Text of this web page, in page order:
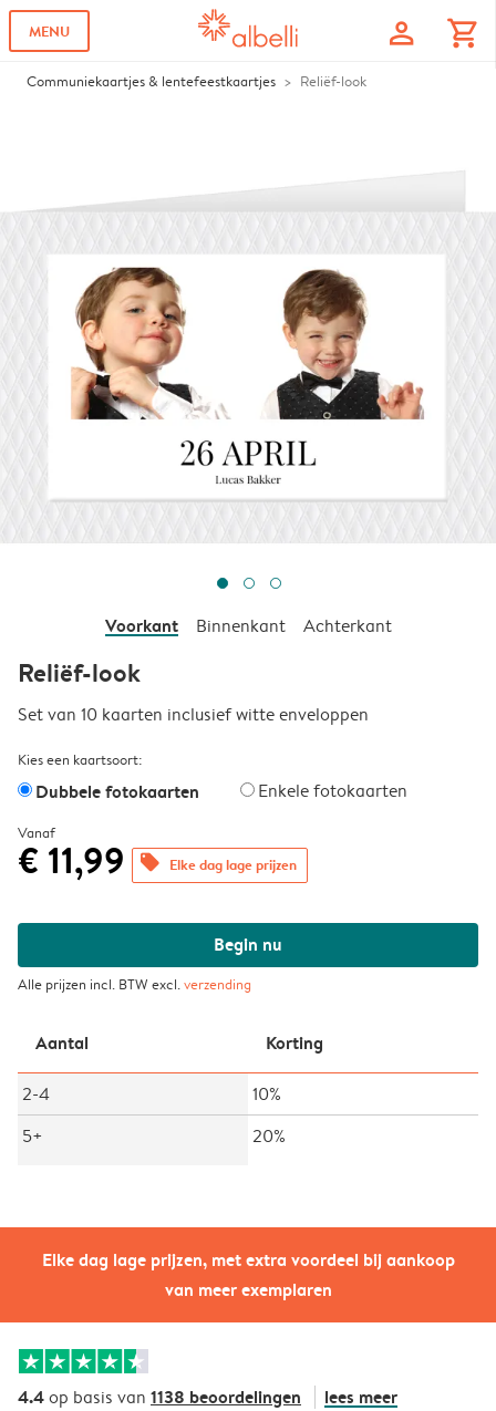
MENU profile shopping_cart
Communiekaartjes & lentefeestkaartjes Reliëf-look
Elke dag lage prijzen, met extra voordeel bij aankoop
van meer exemplaren
Voorkant Binnenkant Achterkant
Reliëf-look
Set van 10 kaarten inclusief witte enveloppen
Kies een kaartsoort:
Dubbele fotokaarten Enkele fotokaarten
Vanaf
€ 11,99 offers Elke dag lage prijzen
Begin nu
Alle prijzen incl. BTW excl.verzending
Aantal Korting
2-4
10%
5+
20%
4.4op basis van 1138 beoordelingen lees meer